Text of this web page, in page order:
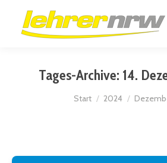
Tages-Archive: 14.
Sie befinden sich hier:
Start 2024